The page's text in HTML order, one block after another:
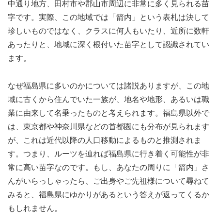
中通り地方、田村市や郡山市周辺に非常に多く見られる苗
字です。実際、この地域では「箭内」という表札は決して
珍しいものではなく、クラスに何人もいたり、近所に数軒
あったりと、地域に深く根付いた苗字として認識されてい
ます。
なぜ福島県に多いのかについては諸説ありますが、この地
域に古くから住んでいた一族が、地名や地形、あるいは職
業に由来して名乗ったものと考えられます。福島県以外で
は、東京都や神奈川県などの首都圏にも分布が見られます
が、これは近代以降の人口移動によるものと推測されま
す。つまり、ルーツを辿れば福島県に行き着く可能性が非
常に高い苗字なのです。もし、あなたの周りに「箭内」さ
んがいらっしゃったら、ご出身やご先祖様について尋ねて
みると、福島県にゆかりがあるという答えが返ってくるか
もしれません。